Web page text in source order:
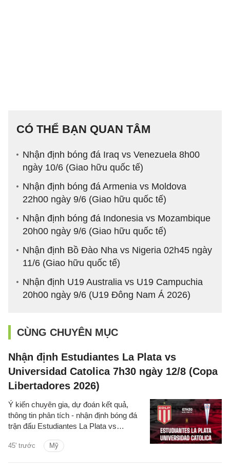
CÓ THỂ BẠN QUAN TÂM
Nhận định bóng đá Iraq vs Venezuela 8h00
ngày 10/6 (Giao hữu quốc tế)
Nhận định bóng đá Armenia vs Moldova
22h00 ngày 9/6 (Giao hữu quốc tế)
Nhận định bóng đá Indonesia vs Mozambique
20h00 ngày 9/6 (Giao hữu quốc tế)
Nhận định Bồ Đào Nha vs Nigeria 02h45 ngày
11/6 (Giao hữu quốc tế)
Nhận định U19 Australia vs U19 Campuchia
20h00 ngày 9/6 (U19 Đông Nam Á 2026)
CÙNG CHUYÊN MỤC
Nhận định Estudiantes La Plata vs
Universidad Catolica 7h30 ngày 12/8 (Copa
Libertadores 2026)
45' trước Mỹ
Ý kiến chuyên gia, dự đoán kết quả,
thông tin phân tích - nhận định bóng đá
trận đấu Estudiantes La Plata vs
Mỹ/Copa Libertadores 2026 hôm nay.